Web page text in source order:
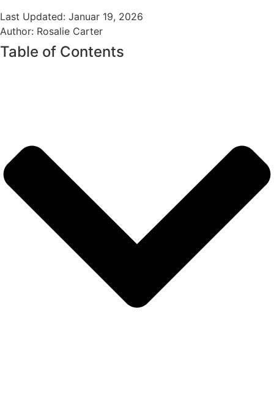
Last Updated: Januar 19, 2026
Author: Rosalie Carter
Table of Contents